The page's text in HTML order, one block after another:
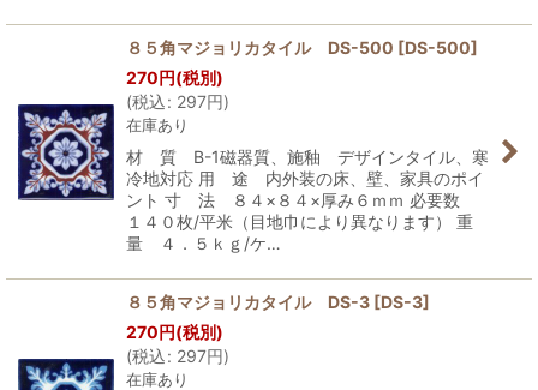
８５角マジョリカタイル DS-500 [DS-500]
270円(税別)
(税込: 297円)
在庫あり
材 質 B-1磁器質、施釉 デザインタイル、寒
冷地対応 用 途 内外装の床、壁、家具のポイ
ント 寸 法 ８４×８４×厚み６ｍｍ 必要数
１４０枚/平米（目地巾により異なります） 重
量 ４．５ｋｇ/ケ…
８５角マジョリカタイル DS-3 [DS-3]
270円(税別)
(税込: 297円)
在庫あり